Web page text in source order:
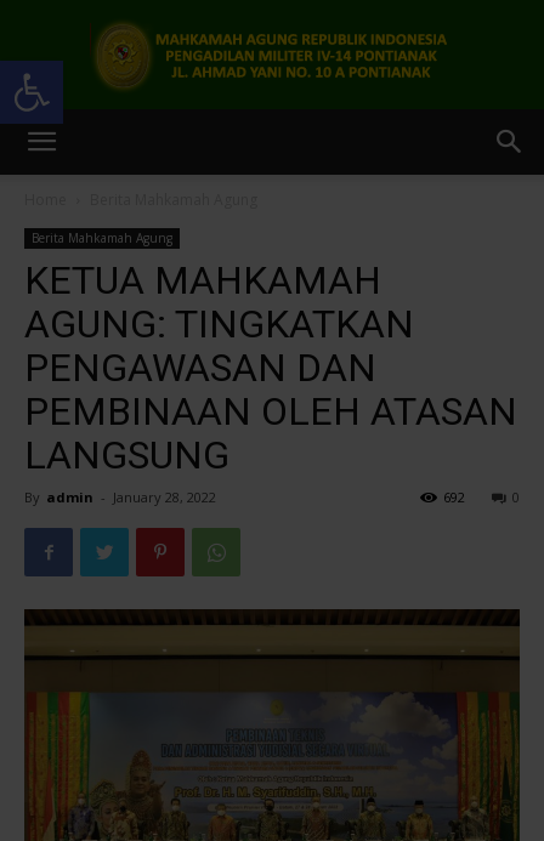
Open toolbar
IV-
Berita Mahkamah Agung
KETUA MAHKAMAH
AGUNG: TINGKATKAN
PENGAWASAN DAN
PEMBINAAN OLEH ATASAN
LANGSUNG
By admin - January 28, 2022 0
692